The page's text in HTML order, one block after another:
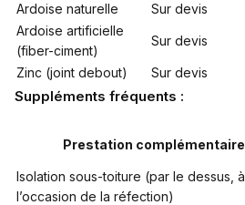
Ardoise naturelle Sur devis
Ardoise artificielle
(fiber-ciment)
Sur devis
Zinc (joint debout) Sur devis
Suppléments fréquents :
Prestation complémentaire
Isolation sous-toiture (par le dessus, à
l’occasion de la réfection)